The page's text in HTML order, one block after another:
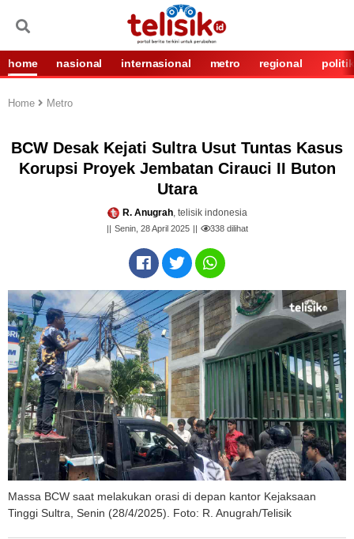
home nasional internasional metro regional politik
Home Metro
BCW Desak Kejati Sultra Usut Tuntas Kasus
Korupsi Proyek Jembatan Cirauci II Buton
Utara
R. Anugrah, telisik indonesia
Senin, 28 April 2025 338dilihat
Massa BCW saat melakukan orasi di depan kantor Kejaksaan
Tinggi Sultra, Senin (28/4/2025). Foto: R. Anugrah/Telisik